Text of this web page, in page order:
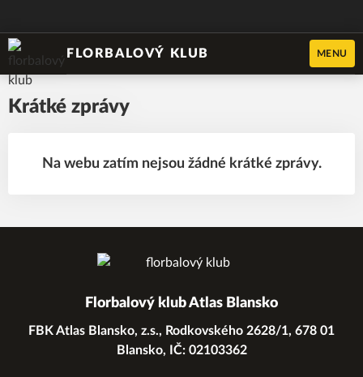
FLORBALOVÝ KLUB MENU
Krátké zprávy
Na webu zatím nejsou žádné krátké zprávy.
Florbalový klub Atlas Blansko
FBK Atlas Blansko, z.s., Rodkovského 2628/1, 678 01
Blansko, IČ: 02103362